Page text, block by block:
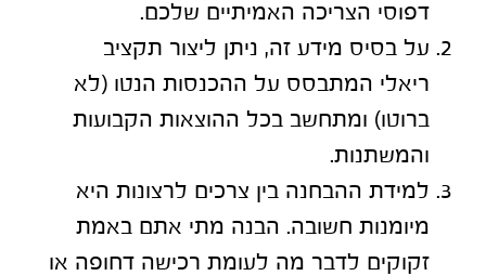
דפוסי הצריכה האמיתיים שלכם.
על בסיס מידע זה, ניתן ליצור תקציב
ריאלי המתבסס על ההכנסות הנטו (לא
ברוטו) ומתחשב בכל ההוצאות הקבועות
והמשתנות.
למידת ההבחנה בין צרכים לרצונות היא
מיומנות חשובה. הבנה מתי אתם באמת
זקוקים לדבר מה לעומת רכישה דחופה או